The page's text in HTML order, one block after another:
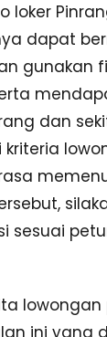
loker
dapat
gunakan
dan
sesuai
lowongan
ini yang